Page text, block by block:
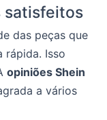
satisfeitos
das peças que
rápida. Isso
opiniões Shein
a vários